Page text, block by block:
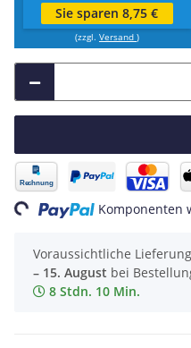
Sie sparen 8,75 €
(zzgl. Versand )
Komponenten
Voraussichtliche
– 15. August bei
8 Stdn. 10 Min.